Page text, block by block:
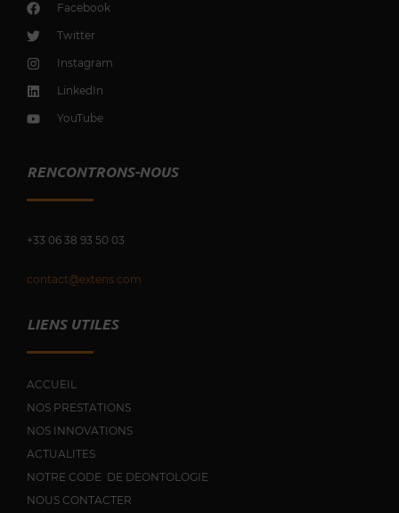
Facebook
Twitter
Instagram
LinkedIn
YouTube
RENCONTRONS-NOUS
+33 06 38 93 50 03
contact@extens.com
LIENS UTILES
ACCUEIL
NOS PRESTATIONS
NOS INNOVATIONS
ACTUALITES
NOTRE CODE DE DEONTOLOGIE
NOUS CONTACTER